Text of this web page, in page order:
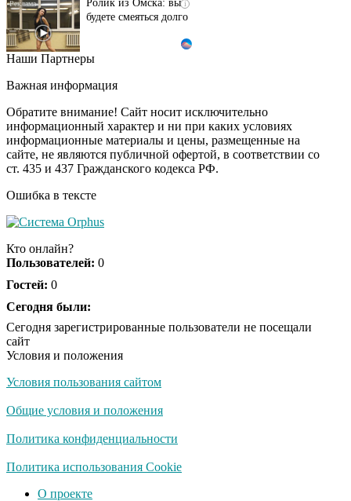
Ржу не переставая, это
не раз
i
Скрытая камера на
пляже Крыма: Что
люди вытворяют, когда
Ролик длится
долго
Королева вагона
оставит равнодушным
Забывший о
Плющенко отправляет
Азербайджан
Наши Партнеры
Важная информация
Обратите внимание! Сайт носит исключительно
информационный характер и ни при каких условиях
информационные материалы и цены, размещенные на
сайте, не являются публичной офертой, в соответствии со
ст. 435 и 437 Гражданского кодекса РФ.
Ошибка в тексте
Кто онлайн?
Пользователей: 0
Гостей: 0
Сегодня были:
Сегодня зарегистрированные пользователи не посещали
сайт
Условия и положения
Условия пользования сайтом
Общие условия и положения
Политика конфиденциальности
Политика использования Cookie
О проекте